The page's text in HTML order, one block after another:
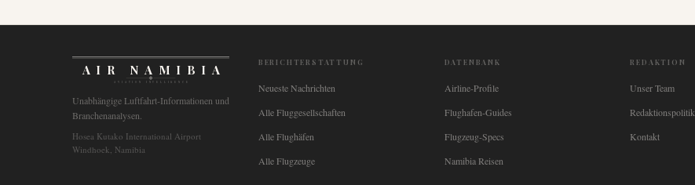
AIR NAMIBIA
AVIATION INTELLIGENCE
Unabhängige Luftfahrt-Informationen und
Branchenanalysen.
Hosea Kutako International Airport
Windhoek, Namibia
BERICHTERSTATTUNG
Neueste Nachrichten
Alle Fluggesellschaften
Alle Flughäfen
Alle Flugzeuge
DATENBANK
Airline-Profile
Flughafen-Guides
Flugzeug-Specs
Namibia Reisen
REDAKTION
Unser Team
Redaktionspolitik
Kontakt